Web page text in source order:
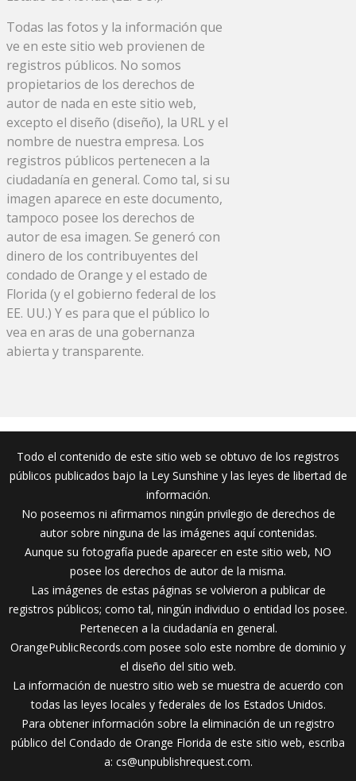
Todas las fotos y la información que
ve en este sitio web provienen de
registros públicos. No somos
propietarios de los derechos de
autor de nada en este sitio web,
excepto el diseño (diseño), la URL y el
nombre de nuestra empresa. Los
registros públicos pertenecen a la
ciudadanía en general. Como tal, si su
imagen aparece en este documento,
tampoco posee los derechos de
autor de esa imagen. Se generó con
dinero de los contribuyentes del
condado de Orange y el estado de
Florida (y el gobierno federal de los
EE. UU.) Y es para que el público lo
vea en aras de una gobernanza
abierta y transparente.
Todo el contenido de este sitio web se obtuvo de los registros
públicos publicados bajo la Ley Sunshine y las leyes de libertad de
información.
No poseemos ni afirmamos ningún privilegio de derechos de
autor sobre ninguna de las imágenes aquí contenidas.
Aunque su fotografía puede aparecer en este sitio web, NO
posee los derechos de autor de la misma.
Las imágenes de estas páginas se volvieron a publicar de
registros públicos; como tal, ningún individuo o entidad los posee.
Pertenecen a la ciudadanía en general.
OrangePublicRecords.com posee solo este nombre de dominio y
el diseño del sitio web.
La información de nuestro sitio web se muestra de acuerdo con
todas las leyes locales y federales de los Estados Unidos.
Para obtener información sobre la eliminación de un registro
público del Condado de Orange Florida de este sitio web, escriba
a: cs@unpublishrequest.com.